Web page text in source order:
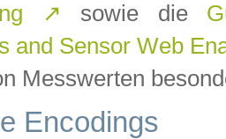
↗ sowie die
and Sensor Web
Messwerten
Encodings